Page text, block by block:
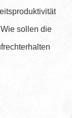
sollen die